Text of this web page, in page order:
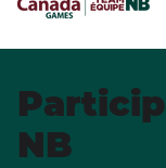
NB